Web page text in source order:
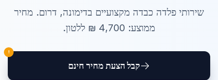
שירותי פלדה כבדה מקצועיים בדימונה, דרום. מחיר
ממוצע: 4,700 ₪ ללטון.
קבל הצעת מחיר חינם
!